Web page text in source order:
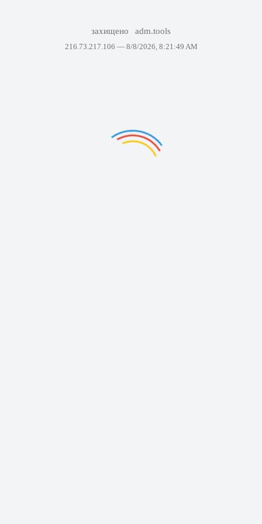
захищено adm.tools
216.73.217.106 — 8/8/2026, 8:21:49 AM